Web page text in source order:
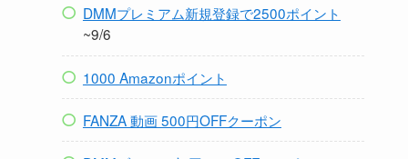
DMMプレミアム新規登録で2500ポイント
~9/6
1000 Amazonポイント
FANZA 動画 500円OFFクーポン